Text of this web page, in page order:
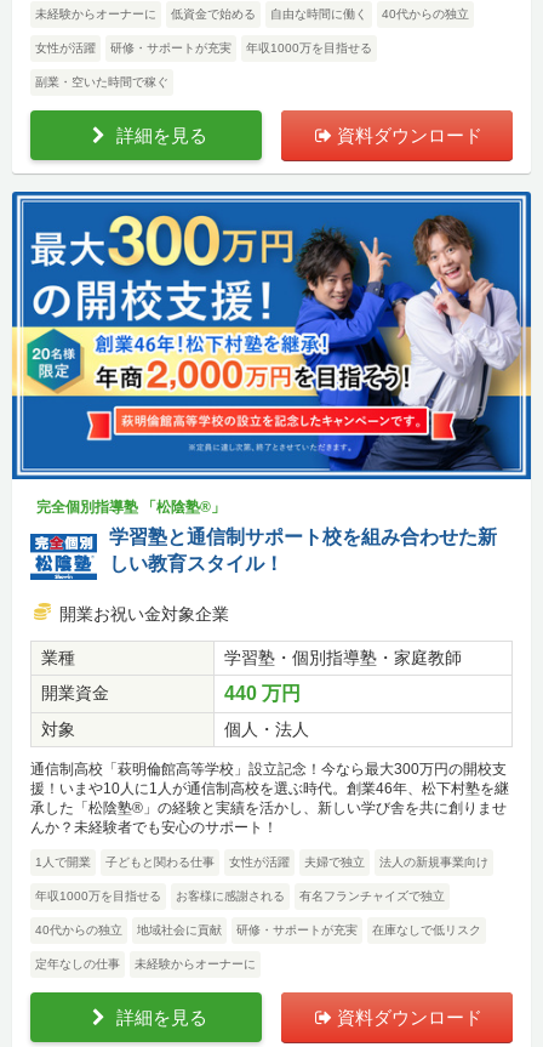
未経験からオーナーに 低資金で始める 自由な時間に働く 40代からの独立
女性が活躍 研修・サポートが充実 年収1000万を目指せる
副業・空いた時間で稼ぐ
詳細を見る 資料ダウンロード
完全個別指導塾 「松陰塾®」
学習塾と通信制サポート校を組み合わせた新
しい教育スタイル！
開業お祝い金対象企業
業種
学習塾・個別指導塾・家庭教師
開業資金
440 万円
対象 個人・法人
通信制高校「萩明倫館高等学校」設立記念！今なら最大300万円の開校支
援！いまや10人に1人が通信制高校を選ぶ時代。創業46年、松下村塾を継
承した「松陰塾®」の経験と実績を活かし、新しい学び舎を共に創りませ
んか？未経験者でも安心のサポート！
1人で開業 子どもと関わる仕事 女性が活躍 夫婦で独立 法人の新規事業向け
年収1000万を目指せる お客様に感謝される 有名フランチャイズで独立
40代からの独立 地域社会に貢献 研修・サポートが充実 在庫なしで低リスク
定年なしの仕事 未経験からオーナーに
詳細を見る 資料ダウンロード